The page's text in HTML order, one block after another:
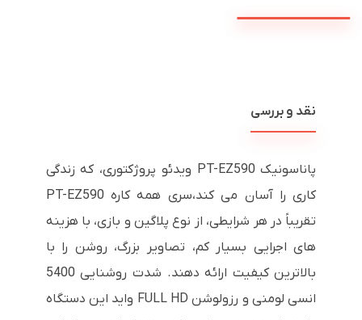
نقد و بررسی
پاناسونیک PT-EZ590 ویدئو پروژکتوری، که زندگی
کاری را آسان می کند،سری همه کارهPT-EZ590
تقریباً در هر شرایطی، از نوع پلاگین و بازی، با هزینه
های اجرایی بسیار کم، تصاویر بزرگ، روشن را با
بالاترین کیفیت ارائه دهند. شدت روشنایی 5400
انسی لومنی و رزولوشن FULL HD واید این دستگاه